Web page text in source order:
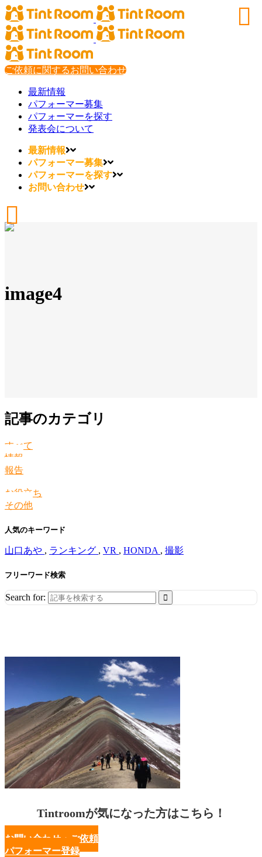
ご依頼に関するお問い合わせ
最新情報
パフォーマー募集
パフォーマーを探す
発表会について
最新情報
パフォーマー募集
パフォーマーを探す
お問い合わせ
image4
記事のカテゴリ
すべて
情報
報告
お役立ち
その他
人気のキーワード
山口あや , ランキング , VR , HONDA , 撮影
フリーワード検索
Search for:
Tintroomが気になった方はこちら！
お問い合わせ・ご依頼
パフォーマー登録